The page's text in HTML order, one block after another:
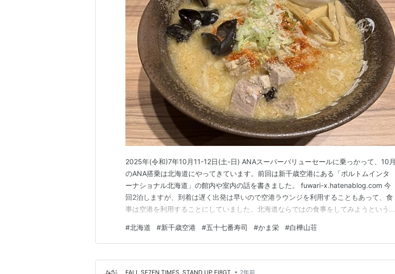
2025年(令和)7年10月11-12日(土-日) ANAスーパーバリューセールに乗っかって、10月
のANA搭乗は北海道にやってきています。前回は新千歳空港にある「ポルトムインタ
ーナショナル北海道」の館内や室内の話を書きました。 fuwari-x.hatenablog.com 今
回2泊しますが、到着は遅く出発は早いので空港ラウンジを利用することもあって、食
事は空港を利用することにしていました。北海道ならではの食事をしてみようという計
ことにしました。お土産物店併設の「五十七番寿し」です。いつも大行列しているので
すが、運…
#北海道 #新千歳空港 #五十七番寿司 #かま栄 #白樺山荘
FALL SE7EN TIMES, STAND UP EI8GT. • 2年前